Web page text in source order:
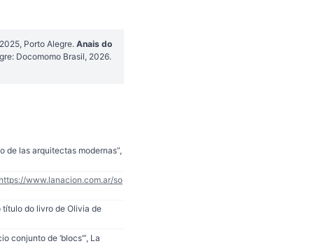
Porto Alegre. Anais do
Docomomo Brasil, 2026.
de las arquitectas modernas”,
https://www.lanacion.com.ar/so
título do livro de Olivia de
conjunto de ‘blocs’”, La